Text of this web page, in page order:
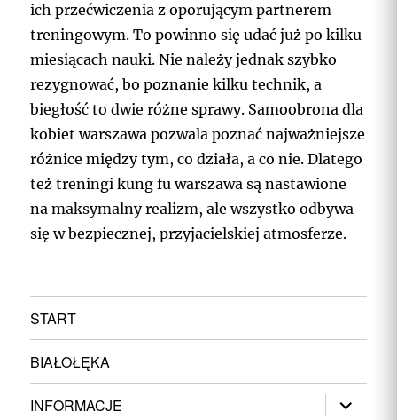
ich przećwiczenia z oporującym partnerem
treningowym. To powinno się udać już po kilku
miesiącach nauki. Nie należy jednak szybko
rezygnować, bo poznanie kilku technik, a
biegłość to dwie różne sprawy. Samoobrona dla
kobiet warszawa pozwala poznać najważniejsze
różnice między tym, co działa, a co nie. Dlatego
też treningi kung fu warszawa są nastawione
na maksymalny realizm, ale wszystko odbywa
się w bezpiecznej, przyjacielskiej atmosferze.
START
BIAŁOŁĘKA
INFORMACJE rozwiń
menu